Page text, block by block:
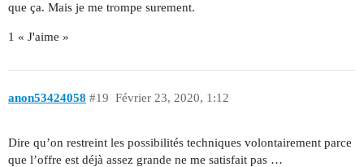
que ça. Mais je me trompe surement.
1 « J'aime »
anon53424058 Février 23, 2020, 1:12
#19
Dire qu’on restreint les possibilités techniques volontairement parce
que l’offre est déjà assez grande ne me satisfait pas …